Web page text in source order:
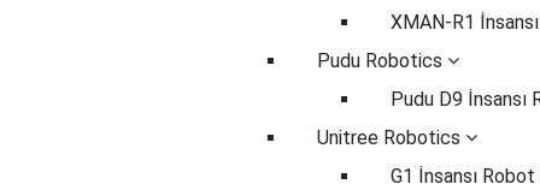
XMAN-R1
Pudu Robotics
Pudu D9 İnsansı
Unitree Robotics
G1 İnsansı Robot